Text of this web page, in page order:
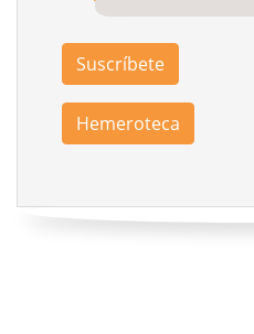
Suscríbete
Hemeroteca